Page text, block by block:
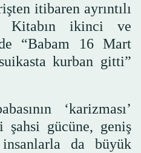
itibaren ayrıntılı
Kitabın ikinci ve
“Babam 16 Mart
kurban gitti”
‘karizması’
şahsi gücüne, geniş
da büyük